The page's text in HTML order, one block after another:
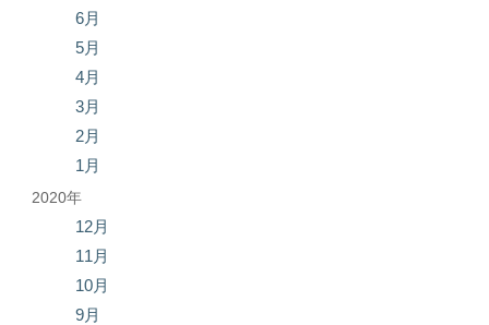
6月
5月
4月
3月
2月
1月
2020年
12月
11月
10月
9月